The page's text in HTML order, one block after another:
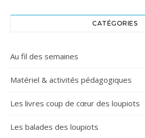
CATÉGORIES
Au fil des semaines
Matériel & activités pédagogiques
Les livres coup de cœur des loupiots
Les balades des loupiots